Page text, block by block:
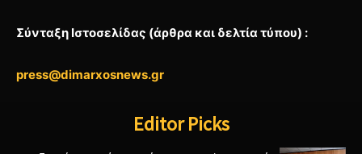
Σύνταξη Ιστοσελίδας (άρθρα και δελτία τύπου) :
press@dimarxosnews.gr
Editor Picks